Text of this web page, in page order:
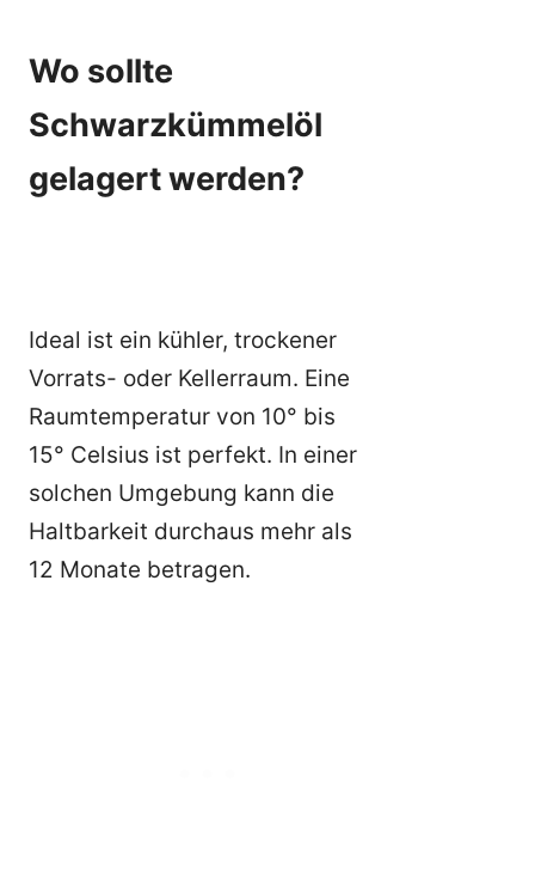
Wo sollte
Schwarzkümmelöl
gelagert werden?
Ideal ist ein kühler, trockener
Vorrats- oder Kellerraum. Eine
Raumtemperatur von 10° bis
15° Celsius ist perfekt. In einer
solchen Umgebung kann die
Haltbarkeit durchaus mehr als
12 Monate betragen.